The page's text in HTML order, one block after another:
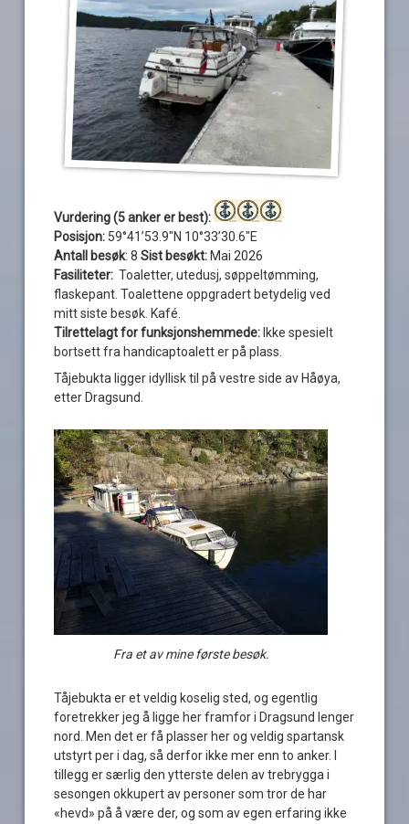
Vurdering (5 anker er best):
Posisjon: 59°41’53.9″N 10°33’30.6″E
Antall besøk: 8Sist besøkt: Mai 2026
Fasiliteter: Toaletter, utedusj, søppeltømming,
flaskepant. Toalettene oppgradert betydelig ved
mitt siste besøk. Kafé.
Tilrettelagt for funksjonshemmede: Ikke spesielt
bortsett fra handicaptoalett er på plass.
Tåjebukta ligger idyllisk til på vestre side av Håøya,
etter Dragsund.
Fra et av mine første besøk.
Tåjebukta er et veldig koselig sted, og egentlig
foretrekker jeg å ligge her framfor i Dragsund lenger
nord. Men det er få plasser her og veldig spartansk
utstyrt per i dag, så derfor ikke mer enn to anker. I
tillegg er særlig den ytterste delen av trebrygga i
sesongen okkupert av personer som tror de har
«hevd» på å være der, og som av egen erfaring ikke